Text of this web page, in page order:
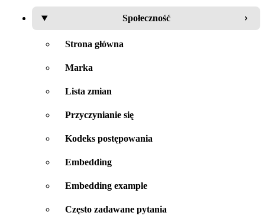
Społeczność
Strona główna
Marka
Lista zmian
Przyczynianie się
Kodeks postępowania
Embedding
Embedding example
Często zadawane pytania